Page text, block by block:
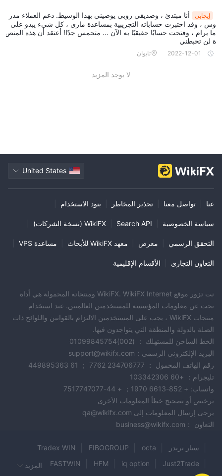
إيجابي
أنا مبتدئ ، وصديقي روبي يوصيني بهذا الوسيط. دعم العملاء مدر
وس ، وقد اختبرت حساباته التجريبية بمساعدة ماري ، كل شيء يبدو على
ما يرام ، وفتحت حسابًا حقيقيًا به الآن ... متحمس جدًا! أعتقد أن هذه المنص
ة لن تحبطني
2022-12-01 تايوان
لا يوجد المزيد
United States
عنا تواصل معنا تحذير المخاطر بنود الاستخدام
سياسة الخصوصية Search API WikiFX (نسخة الشركات)
التحقق الرسمي معرض معهد WikiFX للأبحاث مساعدة VPS
التعاون التجاري الأقسام الإقليمية
نت تزور موقع WikiFX. WikiFX Internet ومنتجاته المحمولة هي أداة
بحث عن معلومات المؤسسة للمستخدمين العالميين. عند استخدام
منتجات WikiFX ، يجب على المستخدمين الالتزام بالقوانين واللوائح ذات
الصلة بالدولة والمنطقة التي يتواجدون فيها.
الخط الساخن للمستهلك ： (002)01099845754
البريد الإلكتروني الرسمي：support@wikifx.com
رقم الهاتف المحمول ： 234706777 7762 ； 61 449895363
تليجرام： +60 103342306
واتساب: + 852-6613 1970； + 44-7517747077
ترخيص أو تصحيح خطأ المعلومات الأخرى
يرجى إرسال المعلومات إلى qa@wikifx.com
التعاون ：business@wikifx.com
ستار تريدر octa
FIBOGROUP
Tradex WIN
Just2Trade
iq option
HFM
FASTWIN
المزيد